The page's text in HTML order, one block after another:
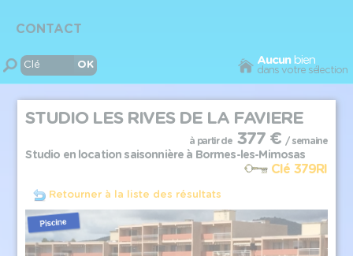
CONTACT
Aucunbien
dans votre sélection
STUDIO LES RIVES DE LA FAVIERE
à partir de377 € / semaine
Studio en location saisonnière à Bormes-les-Mimosas
Clé 379RI
Retourner à la liste des résultats